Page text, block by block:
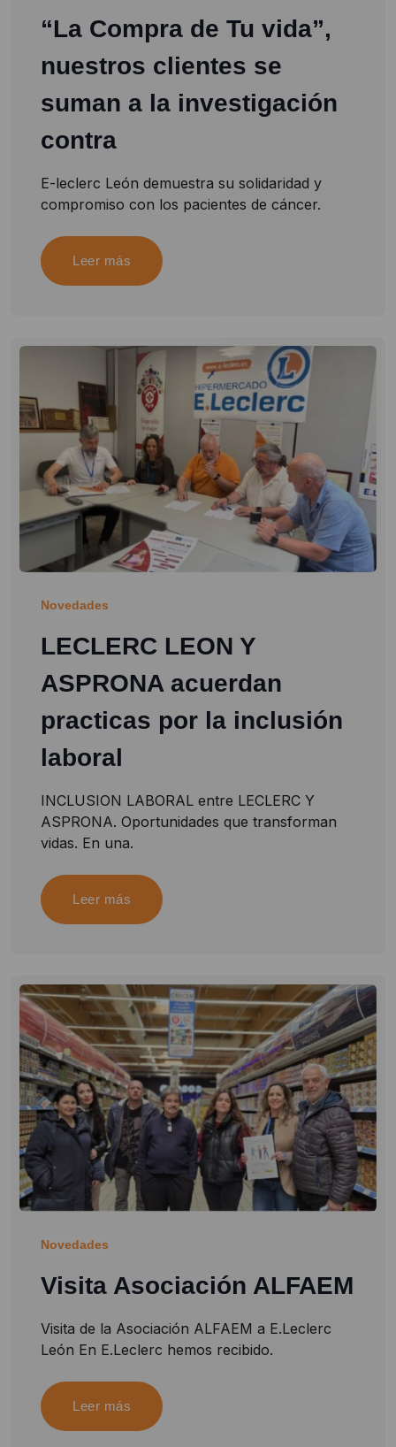
“La Compra de Tu vida”,
nuestros clientes se
suman a la investigación
contra
E-leclerc León demuestra su solidaridad y
compromiso con los pacientes de cáncer.
Leer más
Novedades
LECLERC LEON Y
ASPRONA acuerdan
practicas por la inclusión
laboral
INCLUSION LABORAL entre LECLERC Y
ASPRONA. Oportunidades que transforman
vidas. En una.
Leer más
Novedades
Visita Asociación ALFAEM
Visita de la Asociación ALFAEM a E.Leclerc
León En E.Leclerc hemos recibido.
Leer más